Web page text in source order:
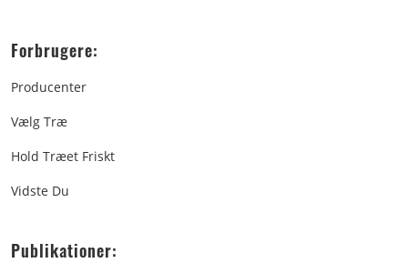
Forbrugere:
Producenter
Vælg Træ
Hold Træet Friskt
Vidste Du
Publikationer: